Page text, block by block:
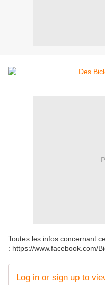
Toutes les infos concernant
: https://www.facebook.com/
Log in or sign up to